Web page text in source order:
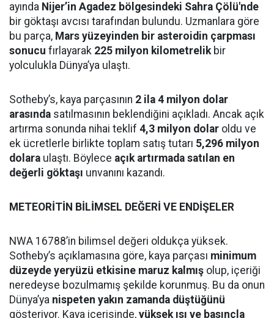
ayında Nijer’in Agadez bölgesindeki Sahra Çölü'nde
bir göktaşı avcısı tarafından bulundu. Uzmanlara göre
bu parça, Mars yüzeyinden bir asteroidin çarpması
sonucu fırlayarak 225 milyon kilometrelikbir
yolculukla Dünya’ya ulaştı.
Sotheby’s, kaya parçasının 2 ila 4 milyon dolar
arasında satılmasının beklendiğini açıkladı. Ancak açık
artırma sonunda nihai teklif 4,3 milyon dolar oldu ve
ek ücretlerle birlikte toplam satış tutarı 5,296 milyon
dolara ulaştı. Böylece açık artırmada satılan en
değerli göktaşı unvanını kazandı.
METEORİTİN BİLİMSEL DEĞERİ VE ENDİŞELER
NWA 16788’in bilimsel değeri oldukça yüksek.
Sotheby’s açıklamasına göre, kaya parçası minimum
düzeyde yeryüzü etkisine maruz kalmış olup, içeriği
neredeyse bozulmamış şekilde korunmuş. Bu da onun
Dünya’ya nispeten yakın zamanda düştüğünü
gösteriyor. Kaya içerisinde, yüksek ısı ve basınçla